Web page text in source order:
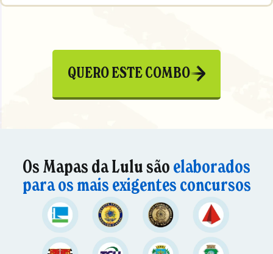
QUERO ESTE COMBO
Os Mapas da Lulu são elaborados
para os mais exigentes concursos